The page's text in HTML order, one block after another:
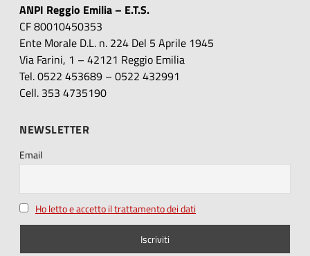
ANPI Reggio Emilia – E.T.S.
CF 80010450353
Ente Morale D.L. n. 224 Del 5 Aprile 1945
Via Farini, 1 – 42121 Reggio Emilia
Tel. 0522 453689 – 0522 432991
Cell. 353 4735190
NEWSLETTER
Email
Ho letto e accetto il trattamento dei dati